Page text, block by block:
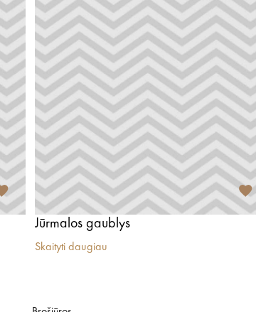
Jūrmalos gaublys
Skaityti daugiau